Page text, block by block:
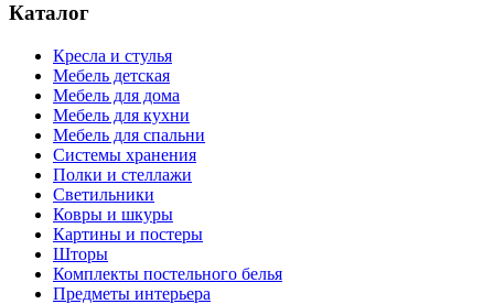
Каталог
Кресла и стулья
Мебель детская
Мебель для дома
Мебель для кухни
Мебель для спальни
Системы хранения
Полки и стеллажи
Светильники
Ковры и шкуры
Картины и постеры
Шторы
Комплекты постельного белья
Предметы интерьера